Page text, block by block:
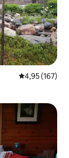
4,95 de uma
4,95 (167)